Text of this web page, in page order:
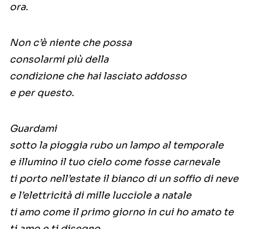
ora.
Non c’è niente che possa
consolarmi più della
condizione che hai lasciato addosso
e per questo.
Guardami
sotto la pioggia rubo un lampo al temporale
e illumino il tuo cielo come fosse carnevale
ti porto nell’estate il bianco di un soffio di neve
e l’elettricità di mille lucciole a natale
ti amo come il primo giorno in cui ho amato te